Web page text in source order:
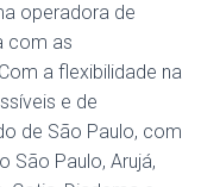
operadora de
com as
a flexibilidade na
e de
de São Paulo, com
São Paulo, Arujá,